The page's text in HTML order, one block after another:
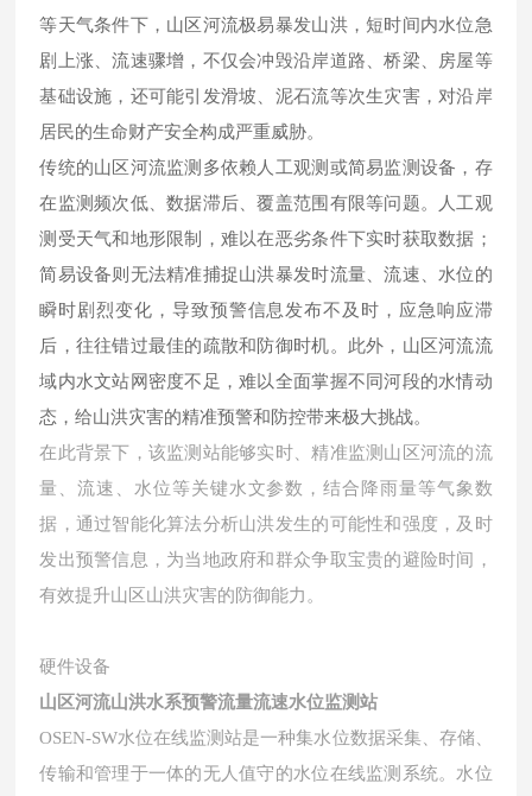
等天气条件下，山区河流极易暴发山洪，短时间内水位急
剧上涨、流速骤增，不仅会冲毁沿岸道路、桥梁、房屋等
基础设施，还可能引发滑坡、泥石流等次生灾害，对沿岸
居民的生命财产安全构成严重威胁。
传统的山区河流监测多依赖人工观测或简易监测设备，存
在监测频次低、数据滞后、覆盖范围有限等问题。人工观
测受天气和地形限制，难以在恶劣条件下实时获取数据；
简易设备则无法精准捕捉山洪暴发时流量、流速、水位的
瞬时剧烈变化，导致预警信息发布不及时，应急响应滞
后，往往错过最佳的疏散和防御时机。此外，山区河流流
域内水文站网密度不足，难以全面掌握不同河段的水情动
态，给山洪灾害的精准预警和防控带来极大挑战。
在此背景下，该监测站能够实时、精准监测山区河流的流
量、流速、水位等关键水文参数，结合降雨量等气象数
据，通过智能化算法分析山洪发生的可能性和强度，及时
发出预警信息，为当地政府和群众争取宝贵的避险时间，
有效提升山区山洪灾害的防御能力。
硬件设备
山区河流山洪水系预警流量流速水位监测站
OSEN-SW水位在线监测站是一种集水位数据采集、存储、
传输和管理于一体的无人值守的水位在线监测系统。水位